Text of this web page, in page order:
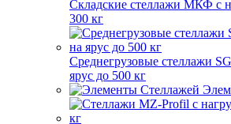
Складские стеллажи МКФ с
300 кг
Среднегрузовые стеллажи
ярус до 500 кг